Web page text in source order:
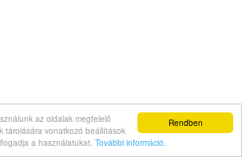
Rendben
az oldalak megfelelő
tárolására vonatkozó beállítások
a használatukat. További információ.